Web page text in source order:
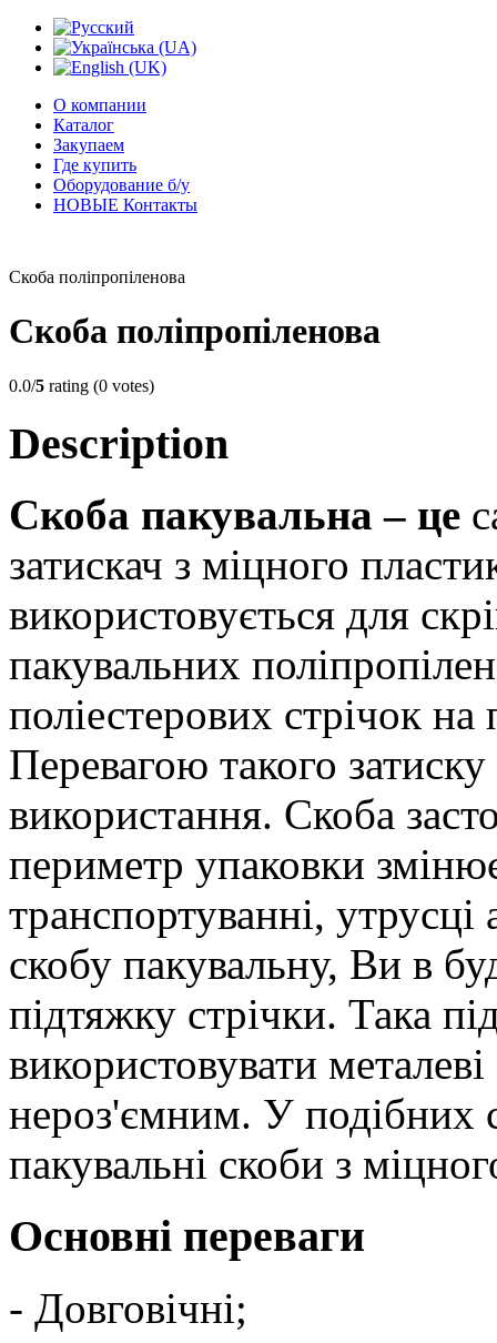
О компании
Каталог
Закупаем
Где купить
Оборудование б/у
НОВЫЕ Контакты
Скоба поліпропіленова
Скоба поліпропіленова
0.0/5 rating (0 votes)
Description
Скоба пакувальна – це
затискач з міцного
використовується для
пакувальних
поліестерових стрічок на
Перевагою такого
використання. Скоба
периметр упаковки
транспортуванні,
скобу пакувальну, Ви в
підтяжку стрічки. Така
використовувати
нероз'ємним. У подібних
пакувальні скоби з
Основні переваги
- Довговічні;